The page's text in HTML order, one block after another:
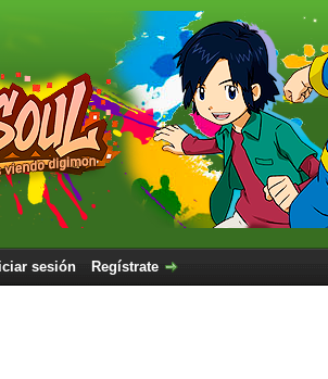
sesión Regístrate